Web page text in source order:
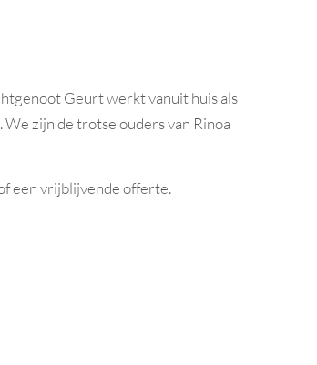
Geurt werkt vanuit huis als
. We zijn de trotse ouders van Rinoa
een vrijblijvende offerte.